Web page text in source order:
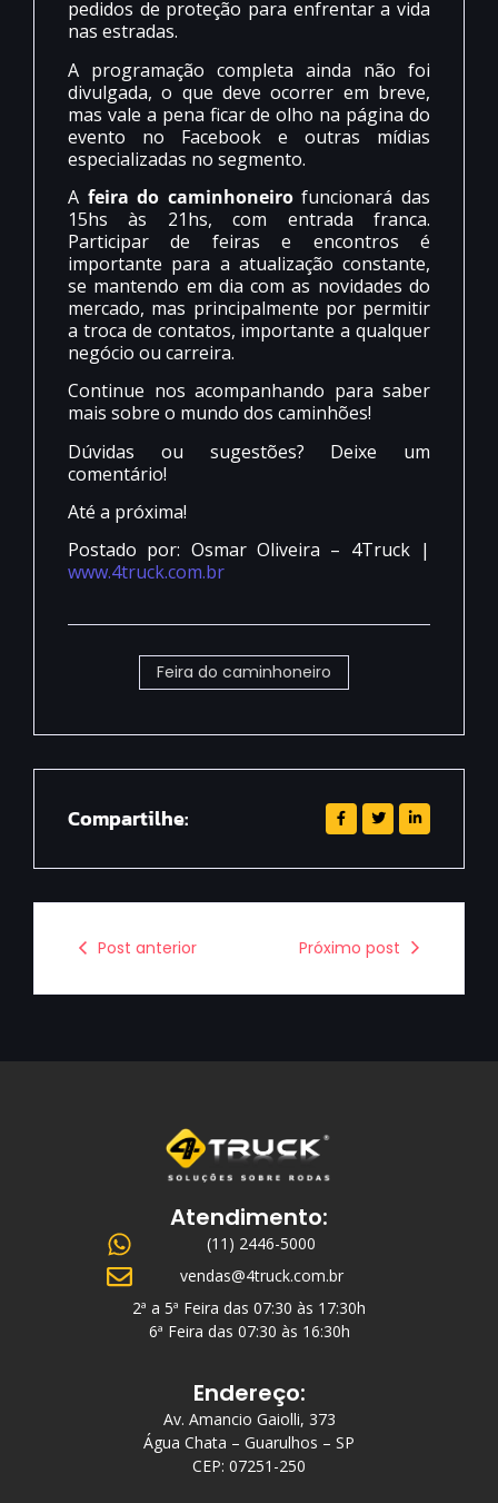
pedidos de proteção para enfrentar a vida
nas estradas.
A programação completa ainda não foi
divulgada, o que deve ocorrer em breve,
mas vale a pena ficar de olho na página do
evento no Facebook e outras mídias
especializadas no segmento.
A feira do caminhoneirofuncionará das
15hs às 21hs, com entrada franca.
Participar de feiras e encontros é
importante para a atualização constante,
se mantendo em dia com as novidades do
mercado, mas principalmente por permitir
a troca de contatos, importante a qualquer
negócio ou carreira.
Continue nos acompanhando para saber
mais sobre o mundo dos caminhões!
Dúvidas ou sugestões? Deixe um
comentário!
Até a próxima!
Postado por: Osmar Oliveira – 4Truck |
www.4truck.com.br
Feira do caminhoneiro
Compartilhe:
Post anterior Próximo post
Atendimento:
(11) 2446-5000
vendas@4truck.com.br
2ª a 5ª Feira das 07:30 às 17:30h
6ª Feira das 07:30 às 16:30h
Endereço:
Av. Amancio Gaiolli, 373
Água Chata – Guarulhos – SP
CEP: 07251-250